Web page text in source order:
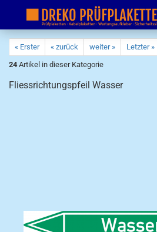
« Erster « zurück weiter »
Letzter »
24 Artikel in dieser Kategorie
Fliessrichtungspfeil Wasser